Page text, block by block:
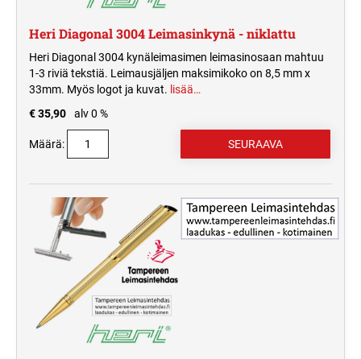
Heri Diagonal 3004 Leimasinkynä - niklattu
Heri Diagonal 3004 kynäleimasimen leimasinosaan mahtuu
1-3 riviä tekstiä. Leimausjäljen maksimikoko on 8,5 mm x
33mm. Myös logot ja kuvat. lisää…
€ 35,90
alv 0 %
Määrä: